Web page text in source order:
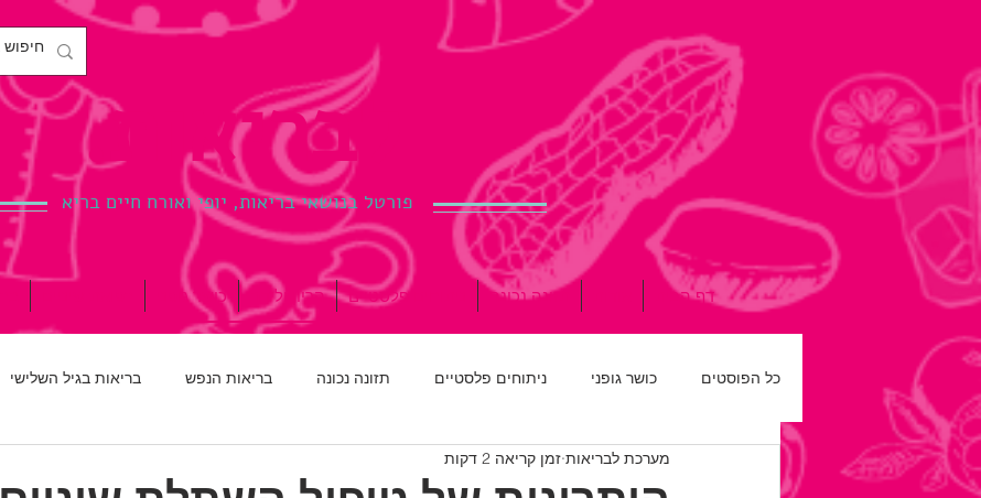
לבריאות.
פורטל בנושאי בריאות, יופי ואורח חיים בריא
דף הבית תזונה נכונה ניתוחים פלסטיים הריון ולידה כושר גופני
כל הפוסטים כושר גופני ניתוחים פלסטיים תזונה נכונה בריאות הנפש בריאות בגיל השלישי
רפואת שיניים חדש על המדףמערכת לבריאות זמן קריאה 2 דקות